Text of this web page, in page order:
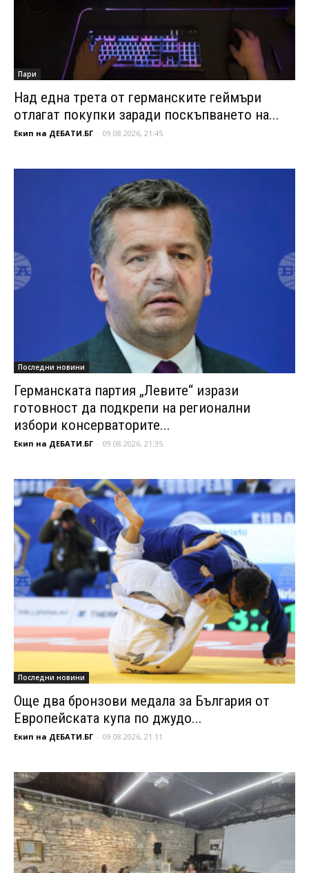
Пари
Над една трета от германските геймъри
отлагат покупки заради поскъпването на...
Екип на ДЕБАТИ.БГ - 09.08.2026, 21:45
Последни новини
Германската партия „Левите“ изрази
готовност да подкрепи на регионални
избори консерваторите...
Екип на ДЕБАТИ.БГ - 09.08.2026, 21:35
Последни новини
Още два бронзови медала за България от
Европейската купа по джудо...
Екип на ДЕБАТИ.БГ - 09.08.2026, 21:11